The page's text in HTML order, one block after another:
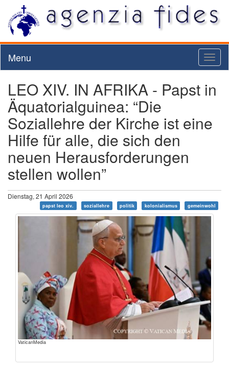
Menu
LEO XIV. IN AFRIKA - Papst in
Äquatorialguinea: “Die
Soziallehre der Kirche ist eine
Hilfe für alle, die sich den
neuen Herausforderungen
stellen wollen”
Dienstag, 21 April 2026
papst leo xiv. soziallehre politik kolonialismus gemeinwohl
VaticanMedia